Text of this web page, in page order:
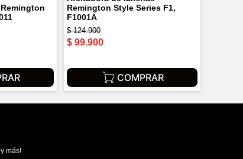
Remington Style Series F1,
F1001A
$ 124.900
$ 99.900
COMPRAR
más!